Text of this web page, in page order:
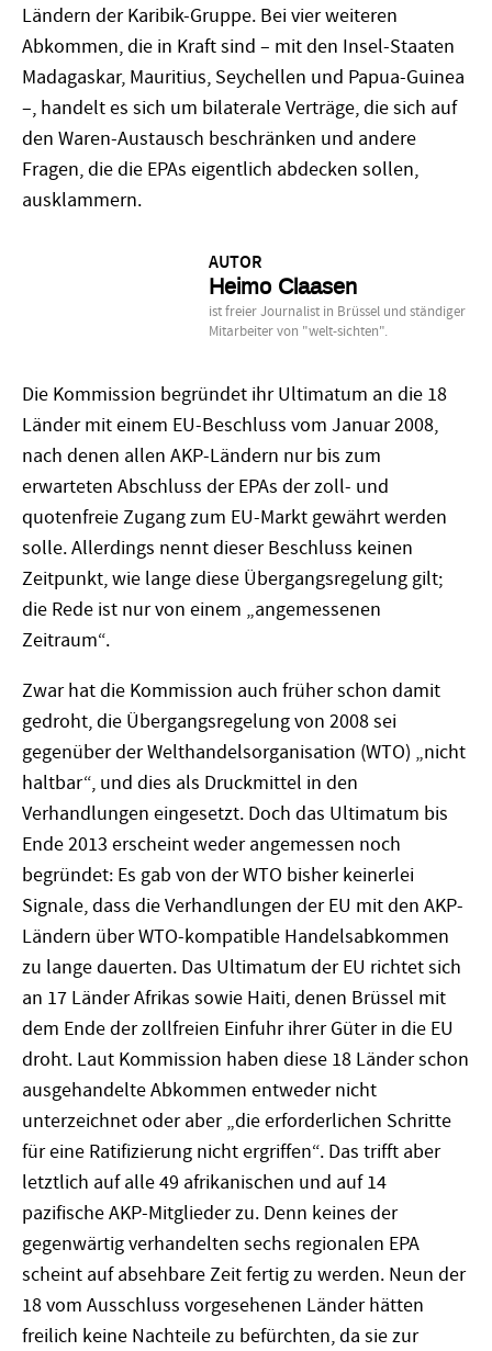
Ländern der Karibik-Gruppe. Bei vier weiteren
Abkommen, die in Kraft sind – mit den Insel-Staaten
Madagaskar, Mauritius, Seychellen und Papua-Guinea
–, handelt es sich um bilaterale Verträge, die sich auf
den Waren-Austausch beschränken und andere
Fragen, die die EPAs eigentlich abdecken sollen,
ausklammern.
AUTOR
Heimo Claasen
ist freier Journalist in Brüssel und ständiger
Mitarbeiter von "welt-sichten".
Die Kommission begründet ihr Ultimatum an die 18
Länder mit einem EU-Beschluss vom Januar 2008,
nach denen allen AKP-Ländern nur bis zum
erwarteten Abschluss der EPAs der zoll- und
quotenfreie Zugang zum EU-Markt gewährt werden
solle. Allerdings nennt dieser Beschluss keinen
Zeitpunkt, wie lange diese Übergangsregelung gilt;
die Rede ist nur von einem „angemessenen
Zeitraum“.
Zwar hat die Kommission auch früher schon damit
gedroht, die Übergangsregelung von 2008 sei
gegenüber der Welthandelsorganisation (WTO) „nicht
haltbar“, und dies als Druckmittel in den
Verhandlungen eingesetzt. Doch das Ultimatum bis
Ende 2013 erscheint weder angemessen noch
begründet: Es gab von der WTO bisher keinerlei
Signale, dass die Verhandlungen der EU mit den AKP-
Ländern über WTO-kompatible Handelsabkommen
zu lange dauerten. Das Ultimatum der EU richtet sich
an 17 Länder Afrikas sowie Haiti, denen Brüssel mit
dem Ende der zollfreien Einfuhr ihrer Güter in die EU
droht. Laut Kommission haben diese 18 Länder schon
ausgehandelte Abkommen entweder nicht
unterzeichnet oder aber „die erforderlichen Schritte
für eine Ratifizierung nicht ergriffen“. Das trifft aber
letztlich auf alle 49 afrikanischen und auf 14
pazifische AKP-Mitglieder zu. Denn keines der
gegenwärtig verhandelten sechs regionalen EPA
scheint auf absehbare Zeit fertig zu werden. Neun der
18 vom Ausschluss vorgesehenen Länder hätten
freilich keine Nachteile zu befürchten, da sie zur